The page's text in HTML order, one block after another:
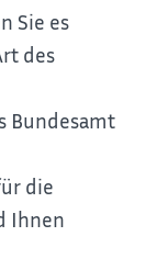
Sie es
des
Bundesamt
die
Ihnen